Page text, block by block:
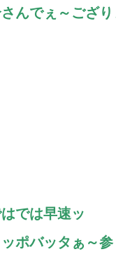
さんでぇ～ござ
では早速ッ
ポバッタぁ～